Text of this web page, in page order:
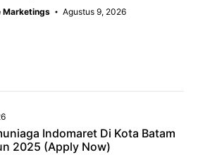
Marketings Agustus 9, 2026
Indomaret Di Kota Batam
2025 (Apply Now)